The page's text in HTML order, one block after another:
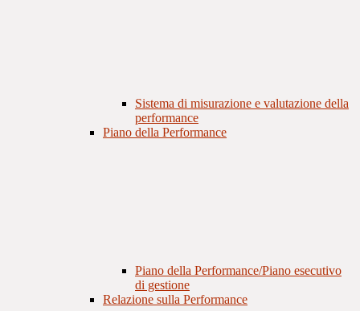
Sistema di misurazione e valutazione della
performance
Piano della Performance
Piano della Performance/Piano esecutivo
di gestione
Relazione sulla Performance